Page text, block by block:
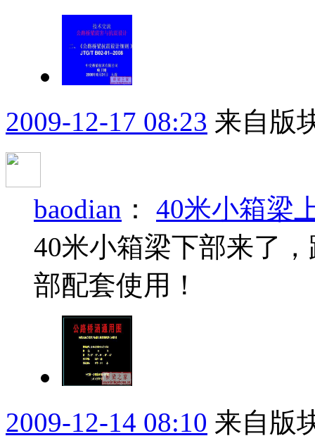
2009-12-17 08:23 来自版
baodian ： 40米小箱梁
40米小箱梁下部来了
部配套使用！
2009-12-14 08:10 来自版